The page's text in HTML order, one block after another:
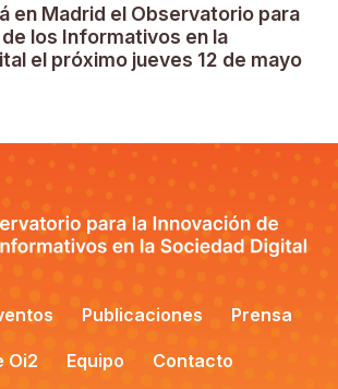
en Madrid el Observatorio para
los Informativos en la
el próximo jueves 12 de mayo
Publicaciones Prensa
Oi2 Equipo Contacto